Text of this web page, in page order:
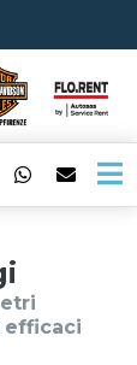
efficaci